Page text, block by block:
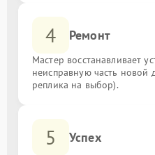
4 Ремонт
Мастер восстанавливает
неисправную часть новой
реплика на выбор).
5 Успех